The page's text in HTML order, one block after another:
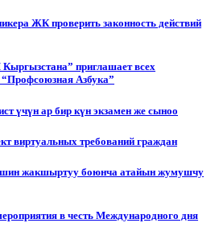
ЖК проверить законность действий
приглашает всех
Азбука”
үчүн ар бир күн экзамен же сыноо
виртуальных требований граждан
жакшыртуу боюнча атайын жумушчу
в честь Международного дня